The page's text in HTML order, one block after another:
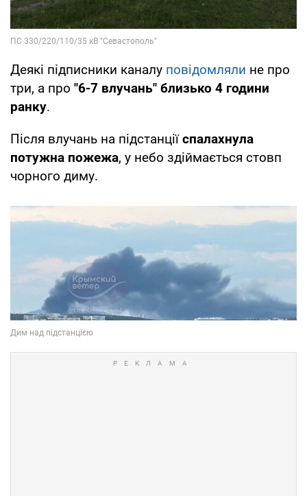
Деякі підписники каналу повідомляли не про
три, а про "6-7 влучань" близько 4 години
ранку.
Після влучань на підстанціїспалахнула
потужна пожежа, у небо здіймається стовп
чорного диму.